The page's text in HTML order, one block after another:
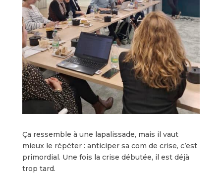
Ça ressemble à une lapalissade, mais il vaut
mieux le répéter : anticiper sa com de crise, c’est
primordial. Une fois la crise débutée, il est déjà
trop tard.